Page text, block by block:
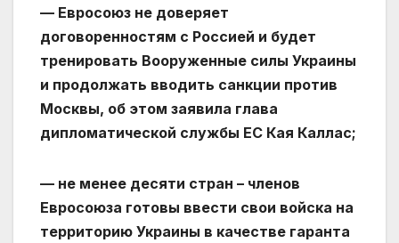
— Евросоюз не доверяет
договоренностям с Россией и будет
тренировать Вооруженные силы Украины
и продолжать вводить санкции против
Москвы, об этом заявила глава
дипломатической службы ЕС Кая Каллас;
— не менее десяти стран – членов
Евросоюза готовы ввести свои войска на
территорию Украины в качестве гаранта